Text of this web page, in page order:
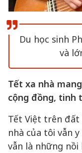
Du học sinh
và
Tết xa nhà
cộng đồng, tinh
Tết Việt trên đất
nhà của tôi vẫn
vẫn là những